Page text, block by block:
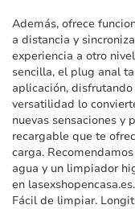
Además, ofrece
a distancia y
experiencia a otro
sencilla, el plug anal
aplicación,
versatilidad lo
nuevas sensaciones y
recargable que te
carga.
agua y un limpiador
en
Fácil de limpiar.